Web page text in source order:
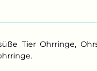
Tier Ohrringe,